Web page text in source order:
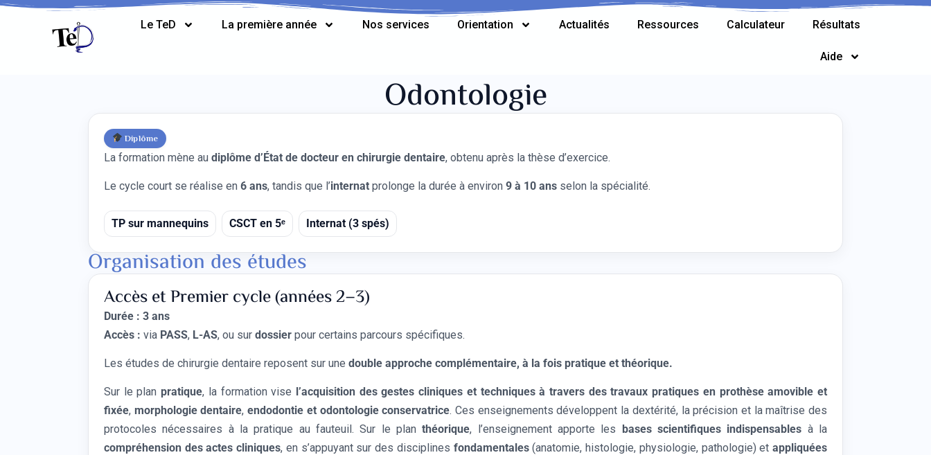
Le TeD La première année Nos services Orientation Actualités Ressources Calculateur Résultats
Aide
Odontologie
Diplôme
La formation mène au diplôme d’État de docteur en chirurgie dentaire, obtenu après la thèse d’exercice.
Le cycle court se réalise en 6 ans, tandis que l’internat prolonge la durée à environ 9 à 10 ans selon la spécialité.
TP sur mannequins CSCT en 5ᵉ Internat (3 spés)
Organisation des études
Accès et Premier cycle (années 2–3)
Durée : 3 ans
Accès : via PASS, L-AS, ou sur dossier pour certains parcours spécifiques.
Les études de chirurgie dentaire reposent sur une double approche complémentaire, à la fois pratique et théorique.
Sur le plan pratique, la formation vise l’acquisition des gestes cliniques et techniques à travers des travaux pratiques en prothèse amovible et
fixée, morphologie dentaire,endodontie et odontologie conservatrice. Ces enseignements développent la dextérité, la précision et la maîtrise des
protocoles nécessaires à la pratique au fauteuil. Sur le planthéorique, l’enseignement apporte les bases scientifiques indispensables à la
compréhension des actes cliniques, en s’appuyant sur des disciplines fondamentales(anatomie, histologie, physiologie, pathologie) etappliquées